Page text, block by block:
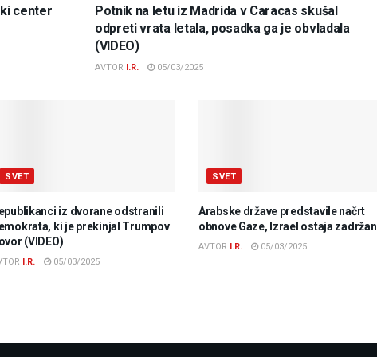
center
Potnik na letu iz Madrida v Caracas skušal
odpreti vrata letala, posadka ga je obvladala
(VIDEO)
AVTOR I.R. 05/03/2025
SVET
iz dvorane odstranili
ki je prekinjal Trumpov
(VIDEO)
I.R. 05/03/2025
SVET
Arabske države predstavile načrt
obnove Gaze, Izrael ostaja zadržan
AVTOR I.R. 05/03/2025